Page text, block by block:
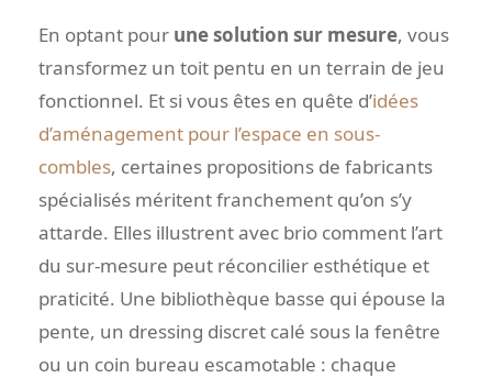
En optant pour une solution sur mesure, vous
transformez un toit pentu en un terrain de jeu
fonctionnel. Et si vous êtes en quête d’idées
d’aménagement pour l’espace en sous-
combles, certaines propositions de fabricants
spécialisés méritent franchement qu’on s’y
attarde. Elles illustrent avec brio comment l’art
du sur-mesure peut réconcilier esthétique et
praticité. Une bibliothèque basse qui épouse la
pente, un dressing discret calé sous la fenêtre
ou un coin bureau escamotable : chaque